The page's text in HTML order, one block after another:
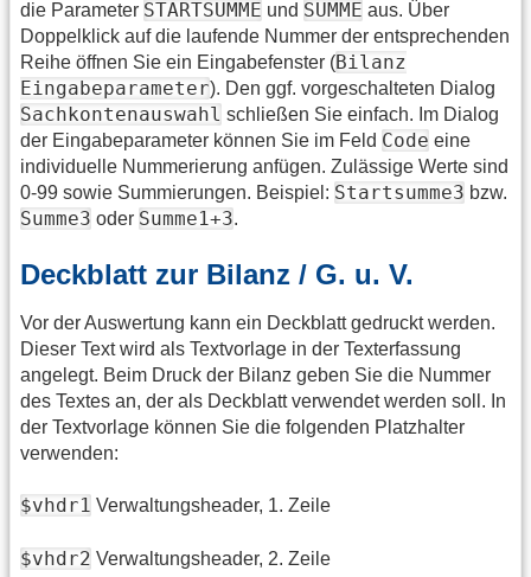
die Parameter STARTSUMME und SUMME aus. Über
Doppelklick auf die laufende Nummer der entsprechenden
Reihe öffnen Sie ein Eingabefenster (Bilanz
Eingabeparameter). Den ggf. vorgeschalteten Dialog
Sachkontenauswahl schließen Sie einfach. Im Dialog
der Eingabeparameter können Sie im Feld Code eine
individuelle Nummerierung anfügen. Zulässige Werte sind
0-99 sowie Summierungen. Beispiel: Startsumme3 bzw.
Summe3 oder Summe1+3.
Deckblatt zur Bilanz / G. u. V.
Vor der Auswertung kann ein Deckblatt gedruckt werden.
Dieser Text wird als Textvorlage in der Texterfassung
angelegt. Beim Druck der Bilanz geben Sie die Nummer
des Textes an, der als Deckblatt verwendet werden soll. In
der Textvorlage können Sie die folgenden Platzhalter
verwenden:
$vhdr1 Verwaltungsheader, 1. Zeile
$vhdr2 Verwaltungsheader, 2. Zeile